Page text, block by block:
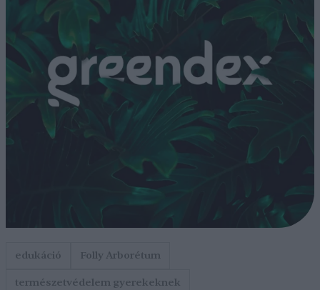
edukáció
Folly Arborétum
természetvédelem gyerekeknek